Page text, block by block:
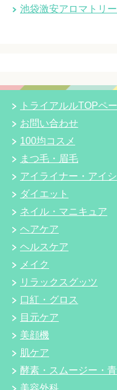
池袋激安アロマトリ
トライアルルTOPペ
お問い合わせ
100均コスメ
まつ毛・眉毛
アイライナー・アイ
ダイエット
ネイル・マニキュア
ヘアケア
ヘルスケア
メイク
リラックスグッツ
口紅・グロス
目元ケア
美顔機
肌ケア
酵素・スムージー・
美容外科